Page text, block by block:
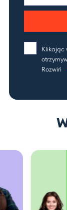
Klikając
Rozwiń